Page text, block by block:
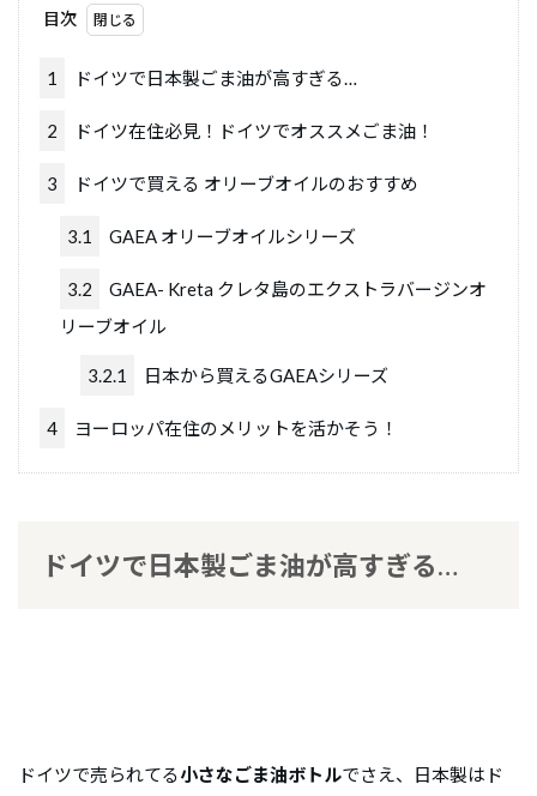
目次
1 ドイツで日本製ごま油が高すぎる…
2 ドイツ在住必見！ドイツでオススメごま油！
3 ドイツで買える オリーブオイルのおすすめ
3.1 GAEA オリーブオイルシリーズ
3.2
GAEA- Kreta クレタ島のエクストラバージンオ
リーブオイル
3.2.1 日本から買えるGAEAシリーズ
4 ヨーロッパ在住のメリットを活かそう！
ドイツで日本製ごま油が高すぎる…
ドイツで売られてる小さなごま油ボトルでさえ、日本製はド